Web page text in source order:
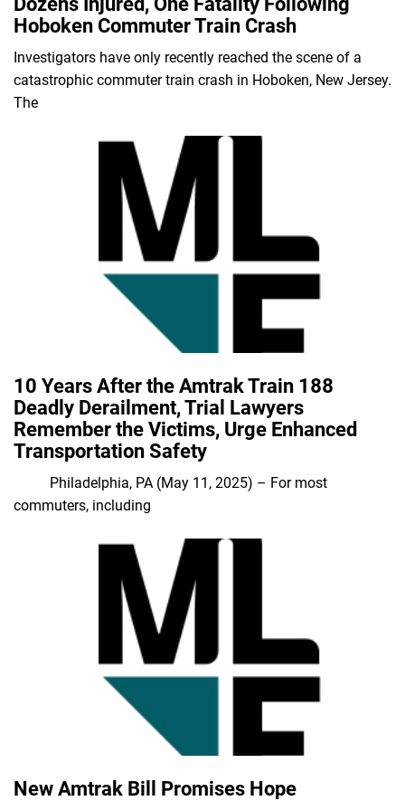
Hoboken Commuter Train Crash
Investigators have only recently reached the scene of a
catastrophic commuter train crash in Hoboken, New Jersey.
The
10 Years After the Amtrak Train 188
Deadly Derailment, Trial Lawyers
Remember the Victims, Urge Enhanced
Transportation Safety
Philadelphia, PA (May 11, 2025) – For most
commuters, including
New Amtrak Bill Promises Hope